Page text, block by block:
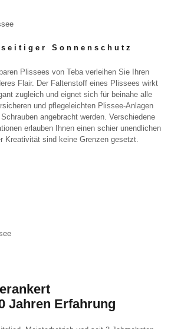
Sonnenschutz
Plissees von Teba verleihen Sie Ihren
Flair. Der Faltenstoff eines Plissees wirkt
zugleich und eignet sich für beinahe alle
und pflegeleichten Plissee-Anlagen
angebracht werden. Verschiedene
erlauben Ihnen einen schier unendlichen
Kreativität sind keine Grenzen gesetzt.
Jahren Erfahrung